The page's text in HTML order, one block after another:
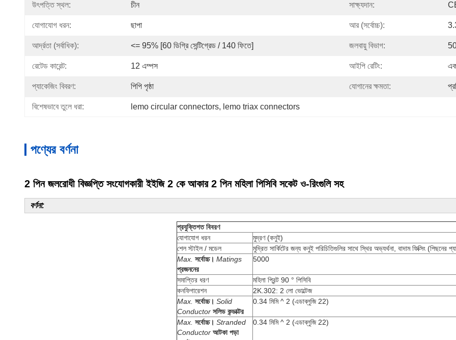
উৎপত্তি স্থল: চীন সাক্ষ্যদান:
যোগাযোগ ধরন: ছাপা আর (সর্বোচ্চ):
আর্দ্রতা (সর্বাধিক): <= 95% [60 ডিগ্রি সেন্টিগ্রেড / 140 ফিতে] জলবায়ু বিভাগ:
রেটেড কারেন্ট: 12 এম্পস আইপি রেটিং:
প্যাকেজিং বিবরণ: পিপি পৃষ্ঠা যোগানের ক্ষমতা:
বিশেষভাবে তুলে ধরা: lemo circular connectors, lemo triax connectors
পণ্যের বর্ণনা
2 পিন জলরোধী বিজ্ঞপ্তি সংযোগকারী ইইজি 2 কে আকার 2 পিন মহিলা পিসিবি সকেট ও-রিংগুলি সহ
বর্ণনা:
প্রযুক্তিগত বিবরণ
যোগাযোগ ধরন
মুদ্রণ (কনুই)
শেল স্টাইল / মডেল
মুদ্রিত সার্কিটের জন্য কনুই পরিচিতিগুলির সাথে স্থির অভ্যর্থনা, বাদাম ফিক্সিং (পিছনের
Max. সর্বোচ্চ। Matings
প্রজননের
5000
সমাপ্তির ধরণ
মহিলা প্রিন্ট 90 ° পিসিবি
কনফিগারেশন
2K.302: 2 লো ভোল্টেজ
Max. সর্বোচ্চ। Solid
Conductor সলিড কন্ডাক্টর
0.34 মিমি ^ 2 (এডাব্লুজি 22)
Max. সর্বোচ্চ। Stranded
Conductor আটকা পড়া
0.34 মিমি ^ 2 (এডাব্লুজি 22)